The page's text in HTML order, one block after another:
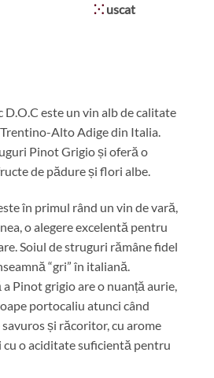
⁙ uscat
D.O.C este un vin alb de calitate
Alto Adige din Italia.
Pinot Grigio și oferă o
de pădure și flori albe.
în primul rând un vin de vară,
o alegere excelentă pentru
Soiul de struguri rămâne fidel
“gri” în italiană.
Pinot grigio are o nuanță aurie,
portocaliu atunci când
și răcoritor, cu arome
cu o aciditate suficientă pentru